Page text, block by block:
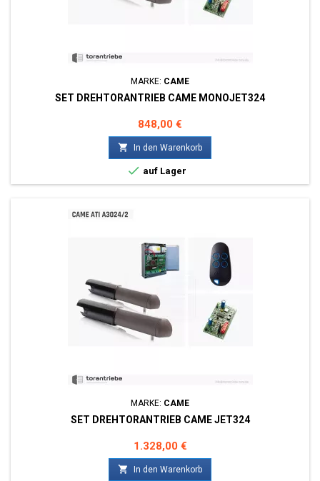
MARKE: CAME
SET DREHTORANTRIEB CAME MONOJET324
Preis
848,00 €
 In den Warenkorb
 auf Lager
MARKE: CAME
SET DREHTORANTRIEB CAME JET324
Preis
1.328,00 €
 In den Warenkorb